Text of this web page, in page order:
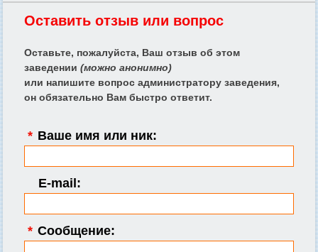
Оставить отзыв или вопрос
Оставьте, пожалуйста, Ваш отзыв об этом
заведении (можно анонимно)
или напишите вопрос администратору заведения,
он обязательно Вам быстро ответит.
* Ваше имя или ник:
E-mail:
* Сообщение: